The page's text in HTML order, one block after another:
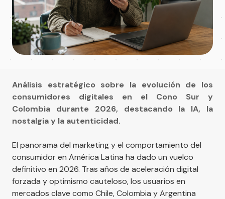
Análisis estratégico sobre la evolución de los
consumidores digitales en el Cono Sur y
Colombia durante 2026, destacando la IA, la
nostalgia y la autenticidad.
El panorama del marketing y el comportamiento del
consumidor en América Latina ha dado un vuelco
definitivo en 2026. Tras años de aceleración digital
forzada y optimismo cauteloso, los usuarios en
mercados clave como Chile, Colombia y Argentina